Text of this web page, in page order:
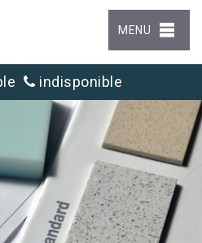
MENU
indisponible